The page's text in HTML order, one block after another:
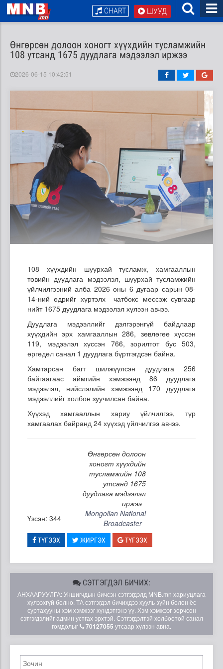
ШУУД
CHART
Өнгөрсөн долоон хоногт хүүхдийн тусламжийн
108 утсанд 1675 дуудлага мэдээлэл иржээ
2026-06-15 10:42:51
108 хүүхдийн шуурхай тусламж, хамгааллын
төвийн дуудлага мэдээлэл, шуурхай тусламжийн
үйлчилгээний алба 2026 оны 6 дугаар сарын 08-
14-ний өдрийг хүртэлх чатбокс мессэж сувгаар
нийт 1675 дуудлага мэдээлэл хүлээн авчээ.
Дуудлага мэдээллийг дэлгэрэнгүй байдлаар
хүүхдийн эрх хамгааллын 286, зөвлөгөө хүссэн
119, мэдээлэл хүссэн 766, зорилтот бус 503,
өргөдөл санал 1 дуудлага бүртгэгдсэн байна.
Хамтарсан багт шилжүүлсэн дуудлага 256
байгаагаас аймгийн хэмжээнд 86 дуудлага
мэдээлэл, нийслэлийн хэмжээнд 170 дуудлага
мэдээллийг холбон зуучилсан байна.
Хүүхэд хамгааллын хариу үйлчилгээ, түр
хамгаалах байранд 24 хүүхэд үйлчилгээ авчээ.
Өнгөрсөн долоон
хоногт хүүхдийн
тусламжийн 108
утсанд 1675
дуудлага мэдээлэл
иржээ
Үзсэн: 344
Mongolian National
Broadcaster
ТҮГЭЭХ ЖИРГЭХ ТҮГЭЭХ
СЭТГЭГДЭЛ БИЧИХ:
АНХААРУУЛГА: Уншигчдын бичсэн сэтгэгдэлд MNB.mn хариуцлага
хүлээхгүй болно. ТА сэтгэгдэл бичихдээ хууль зүйн болон ёс
суртахууны хэм хэмжээг хүндэтгэнэ үү. Хэм хэмжээг зөрчсөн
сэтгэгдэлийг админ устгах эрхтэй. Сэтгэгдэлтэй холбоотой санал
гомдолыг
70127055 утсаар хүлээн авна.